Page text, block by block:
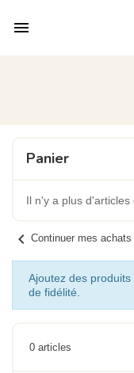
menu
Panier
Il n'y a plus
chevron_left Continuer mes achats
Ajoutez des
de fidélité.
0 articles